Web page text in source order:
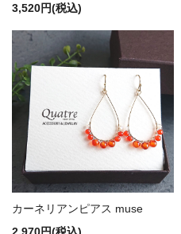
3,520円(税込)
カーネリアンピアス muse